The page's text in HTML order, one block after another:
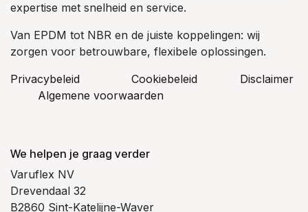
expertise met snelheid en service.
Van EPDM tot NBR en de juiste koppelingen: wij
zorgen voor betrouwbare, flexibele oplossingen.
Privacybeleid
Cookiebeleid
​Disclaimer
Algemene voorwaarden
We helpen je graag verder
Varuflex NV
Drevendaal 32
B2860 Sint-Katelijne-Waver